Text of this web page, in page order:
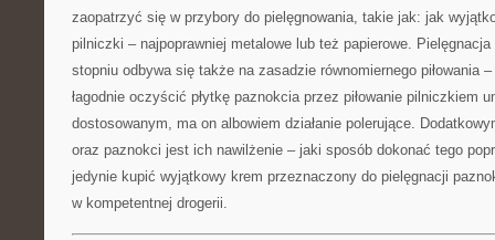
zaopatrzyć się w przybory do pielęgnowania, takie jak: jak
pilniczki – najpoprawniej metalowe lub też papierowe.
stopniu odbywa się także na zasadzie równomiernego piłowania
łagodnie oczyścić płytkę paznokcia przez piłowanie pilniczkiem
dostosowanym, ma on albowiem działanie polerujące.
oraz paznokci jest ich nawilżenie – jaki sposób dokonać tego
jedynie kupić wyjątkowy krem przeznaczony do pielęgnacji
w kompetentnej drogerii.